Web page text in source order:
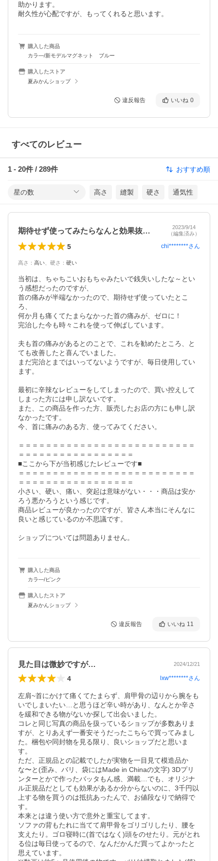
助かります。
耐久性が心配ですが、もってくれると思います。
購入した商品
カラ―/新モデルマグネット ブルー
購入したストア
夏みかんショップ
違反報告 いいね 0
すべてのレビュー
1 - 20件 / 289件 おすすめ順
星の数 高さ 縫製 硬さ 通気性
期待せず使ってみたらなんと効果抜群！
2023/9/14
（編集済み）
5 chi********さん
高さ ： 高い 硬さ ： 硬い
当初は、ちゃちこいおもちゃみたいで銭失いしたな～とい
う感想だったのですが、
首の痛みが半端なかったので、期待せず使っていたとこ
ろ、
何か月も痛くてたまらなかった首の痛みが、ゼロに！
完治した今も時々これを使って伸ばしています。
夫も首の痛みがあるとのことで、これを勧めたところ、と
ても改善したと喜んでいました。
まだ完治とまではいってないようですが、毎日使用してい
ます。
最初に辛辣なレビューをしてしまったので、買い控えして
しまった方には申し訳ないです。
また、この商品を作った方、販売したお店の方にも申し訳
なかったです。
今、首に痛みのある方、使ってみてください。
＝＝＝＝＝＝＝＝＝＝＝＝＝＝＝＝＝＝＝＝＝＝＝＝＝＝
＝＝＝＝＝＝＝＝＝＝＝＝＝＝＝＝＝
■ここから下が当初感じたレビューです■
＝＝＝＝＝＝＝＝＝＝＝＝＝＝＝＝＝＝＝＝＝＝＝＝＝＝
＝＝＝＝＝＝＝＝＝＝＝＝＝＝＝＝＝
小さい、硬い、痛い、突起は意味がない・・・商品は安か
ろう悪かろうという感じです。
商品レビューが良かったのですが、皆さん本当にそんなに
良いと感じているのか不思議です。
ショップについては問題ありません。
購入した商品
カラ―/ピンク
購入したストア
夏みかんショップ
違反報告 いいね 11
見た目は微妙ですが… 2024/12/21
4 lxw********さん
左肩~首にかけて痛くてたまらず、肩甲骨の辺りから腕をも
いでしまいたい…と思うほど辛い時があり、なんとか辛さ
を緩和できる物がないか探して出会いました。
コレと同じ写真の商品を扱っているショップが多数ありま
すが、とりあえず一番安そうだったこちらで買ってみまし
た。梱包や同封物を見る限り、良いショップだと思いま
す。
ただ、正規品との記載でしたが実物を一目見て模造品か
な〜と(歪み、バリ、袋にはMade in Chinaの文字) 3Dプリ
ンターとかで作ったバッタもん感、満載…でも、オリジナ
ル正規品だとしても効果があるか分からないのに、3千円以
上する物を買うのは抵抗あったんで、お値段なりで納得で
す。
本来とは違う使い方で意外と重宝してます。
ソファの背もたれに当てて肩甲骨をゴリゴリしたり、腰を
支えたり。ゴロ寝時に(首ではなく)頭をのせたり。元がとれ
る位は毎日使ってるので、なんだかんだ買ってよかったと
思えています。